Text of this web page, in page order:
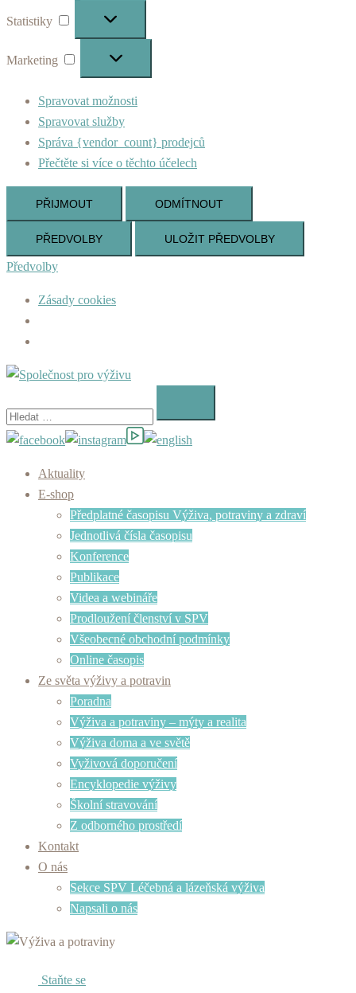
Statistiky
Marketing
Spravovat možnosti
Spravovat služby
Správa {vendor_count} prodejců
Přečtěte si více o těchto účelech
PŘIJMOUT ODMÍTNOUT
PŘEDVOLBY ULOŽIT PŘEDVOLBY
Předvolby
Zásady cookies
Skip
content
Aktuality
E-shop
Předplatné časopisu Výživa, potraviny a zdraví
Jednotlivá čísla časopisu
Konference
Publikace
Videa a webináře
Prodloužení členství v SPV
Všeobecné obchodní podmínky
Online časopis
Ze světa výživy a potravin
Poradna
Výživa a potraviny – mýty a realita
Výživa doma a ve světě
Vyživová doporučení
Encyklopedie výživy
Školní stravování
Z odborného prostředí
Kontakt
O nás
Sekce SPV Léčebná a lázeňská výživa
Napsali o nás
Staňte se